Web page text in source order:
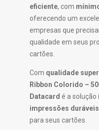
eficiente, com
oferecendo um
empresas que
qualidade em seus
cartões.
Com qualidade
Ribbon Colorido –
Datacard é a solução
impressões
para seus cartões.